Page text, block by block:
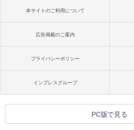
本サイトのご利用について
広告掲載のご案内
プライバシーポリシー
インプレスグループ
PC版で見る